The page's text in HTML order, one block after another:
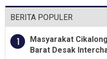
BERITA POPULER
1
Masyarakat
Barat Desak